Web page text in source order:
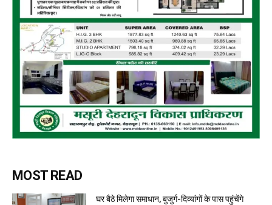
MOST READ
घर बैठे मिलेगा समाधान, बुजुर्ग-दिव्यांगों के पास पहुंचेंगे